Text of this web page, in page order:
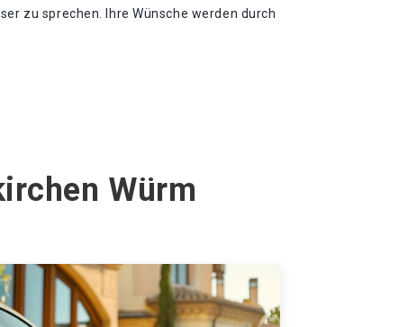
zu sprechen. Ihre Wünsche werden durch
Würm